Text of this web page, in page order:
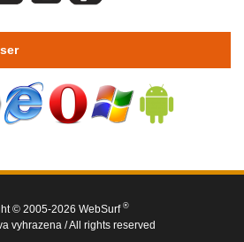
© 2005-2026 WebSurf ®
vyhrazena / All rights reserved